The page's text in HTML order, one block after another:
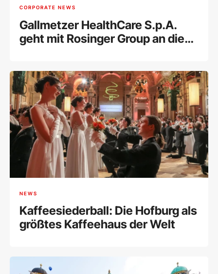
CORPORATE NEWS
Gallmetzer HealthCare S.p.A.
geht mit Rosinger Group an die
NEWS
Kaffeesiederball: Die Hofburg als
größtes Kaffeehaus der Welt